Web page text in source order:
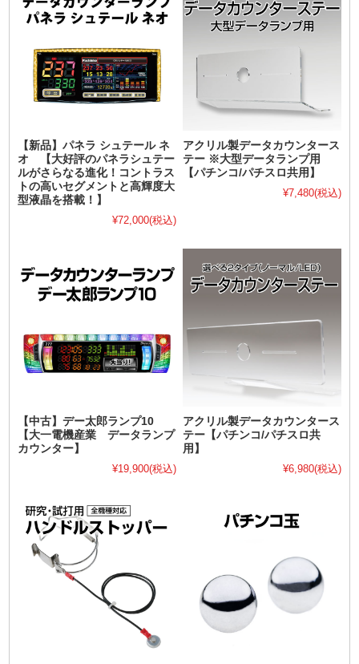
【新品】パネラ シュテール ネ
オ 【大好評のパネラシュテー
ルがさらなる進化！コントラス
トの高いセグメントと高輝度大
型液晶を搭載！】
¥72,000(税込)
アクリル製データカウンタース
テー ※大型データランプ用
【パチンコ/パチスロ共用】
¥7,480(税込)
【中古】デー太郎ランプ10
【大一電機産業 データランプ
カウンター】
¥19,900(税込)
アクリル製データカウンタース
テー【パチンコ/パチスロ共
用】
¥6,980(税込)